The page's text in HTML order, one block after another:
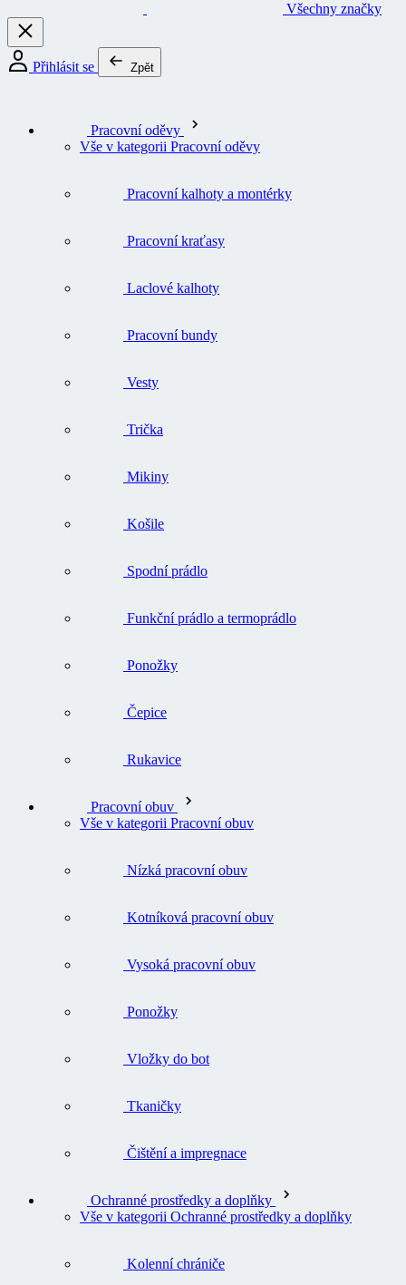
Všechny značky
Přihlásit se Zpět
Pracovní oděvy
Vše v kategorii Pracovní oděvy
Pracovní kalhoty a montérky
Pracovní kraťasy
Laclové kalhoty
Pracovní bundy
Vesty
Trička
Mikiny
Košile
Spodní prádlo
Funkční prádlo a termoprádlo
Ponožky
Čepice
Rukavice
Pracovní obuv
Vše v kategorii Pracovní obuv
Nízká pracovní obuv
Kotníková pracovní obuv
Vysoká pracovní obuv
Ponožky
Vložky do bot
Tkaničky
Čištění a impregnace
Ochranné prostředky a doplňky
Vše v kategorii Ochranné prostředky a doplňky
Kolenní chrániče